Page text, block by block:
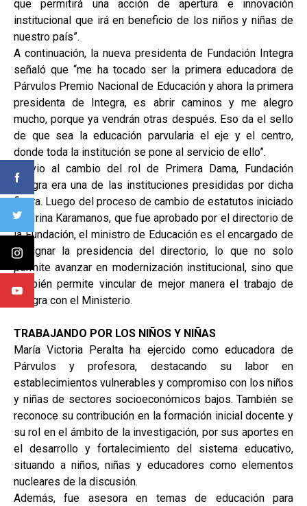
que permitirá una acción de apertura e innovación
institucional que irá en beneficio de los niños y niñas de
nuestro país”.
A continuación, la nueva presidenta de Fundación Integra
señaló que “me ha tocado ser la primera educadora de
Párvulos Premio Nacional de Educación y ahora la primera
presidenta de Integra, es abrir caminos y me alegro
mucho, porque ya vendrán otras después. Eso da el sello
de que sea la educación parvularia el eje y el centro,
donde toda la institución se pone al servicio de ello”.
Previo al cambio del rol de Primera Dama, Fundación
Integra era una de las instituciones presididas por dicha
figura. Luego del proceso de cambio de estatutos iniciado
por Irina Karamanos, que fue aprobado por el directorio de
la Fundación, el ministro de Educación es el encargado de
designar la presidencia del directorio, lo que no solo
permite avanzar en modernización institucional, sino que
también permite vincular de mejor manera el trabajo de
Integra con el Ministerio.
TRABAJANDO POR LOS NIÑOS Y NIÑAS
María Victoria Peralta ha ejercido como educadora de
Párvulos y profesora, destacando su labor en
establecimientos vulnerables y compromiso con los niños
y niñas de sectores socioeconómicos bajos. También se
reconoce su contribución en la formación inicial docente y
su rol en el ámbito de la investigación, por sus aportes en
el desarrollo y fortalecimiento del sistema educativo,
situando a niños, niñas y educadores como elementos
nucleares de la discusión.
Además, fue asesora en temas de educación para